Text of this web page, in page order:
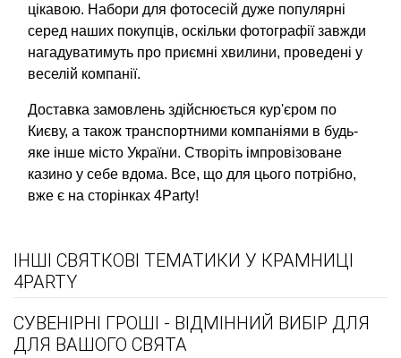
цікавою. Набори для фотосесій дуже популярні
серед наших покупців, оскільки фотографії завжди
нагадуватимуть про приємні хвилини, проведені у
веселій компанії.
Доставка замовлень здійснюється кур'єром по
Києву, а також транспортними компаніями в будь-
яке інше місто України. Створіть імпровізоване
казино у себе вдома. Все, що для цього потрібно,
вже є на сторінках 4Party!
ІНШІ СВЯТКОВІ ТЕМАТИКИ У КРАМНИЦІ
4PARTY
СУВЕНІРНІ ГРОШІ - ВІДМІННИЙ ВИБІР ДЛЯ
ДЛЯ ВАШОГО СВЯТА